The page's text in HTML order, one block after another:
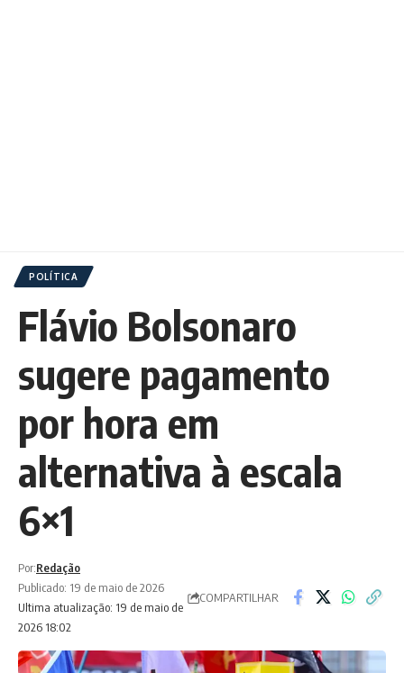
POLÍTICA
Flávio Bolsonaro
sugere pagamento
por hora em
alternativa à escala
6×1
Ultima atualização: 19 de maio de
2026 18:02
Por:Redação
Publicado: 19 de maio de 2026
COMPARTILHAR